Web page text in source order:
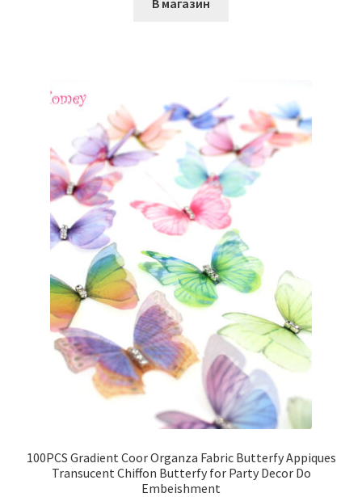
В магазин
100PCS Gradient Coor Organza Fabric Butterfy Appiques
Transucent Chiffon Butterfy for Party Decor Do
Embeishment